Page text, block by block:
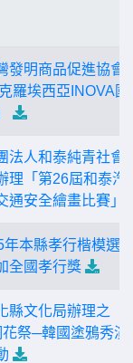
發明商品促進協會
克羅埃西亞INOVA國
法人和泰純青社會
理「第26屆和泰汽
通安全繪畫比賽」
年本縣孝行楷模選
全國孝行獎
縣文化局辦理之「
祭─韓國塗鴉秀演